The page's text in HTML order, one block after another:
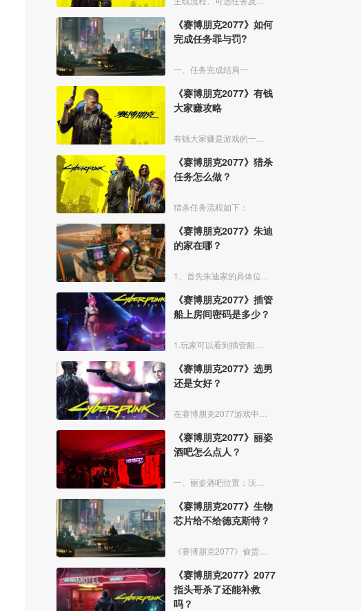
《赛博朋克2077》如何
完成任务罪与罚?
一、任务完成结局一
《赛博朋克2077》有钱
大家赚攻略
《赛博朋克2077》猎杀
任务怎么做？
猎杀任务流程如下：
《赛博朋克2077》朱迪
的家在哪？
《赛博朋克2077》插管
船上房间密码是多少？
《赛博朋克2077》选男
还是女好？
《赛博朋克2077》丽姿
酒吧怎么点人？
《赛博朋克2077》生物
芯片给不给德克斯特？
《赛博朋克2077》2077
指头哥杀了还能补救
吗？